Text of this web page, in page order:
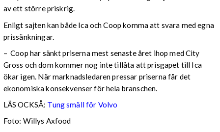
av ett större priskrig.
Enligt sajten kan både Ica och Coop komma att svara med egna
prissänkningar.
– Coop har sänkt priserna mest senaste året ihop med City
Gross och dom kommer nog inte tillåta att prisgapet till Ica
ökar igen. När marknadsledaren pressar priserna får det
ekonomiska konsekvenser för hela branschen.
LÄS OCKSÅ: Tung smäll för Volvo
Foto: Willys Axfood